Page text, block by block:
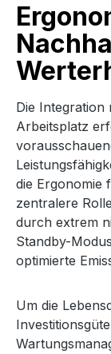
Die Integration
Arbeitsplatz
die Ergonomie
zentralere
durch extrem
Standby-
optimierte
Um die